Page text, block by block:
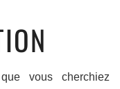
vous cherchiez